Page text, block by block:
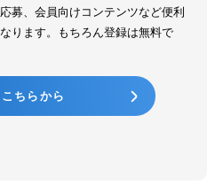
募、会員向けコンテンツなど便利
ります。もちろん登録は無料で
ちらから